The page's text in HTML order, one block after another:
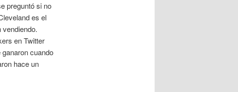
preguntó si no
es el
en Twitter
cuando
hace un